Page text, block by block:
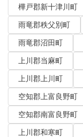
樺戸郡新十津川町
雨竜郡秩父別町
雨竜郡沼田町
上川郡当麻町
上川郡上川町
空知郡上富良野町
空知郡南富良野町
上川郡和寒町